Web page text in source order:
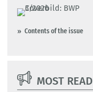
Contents of the issue
MOST READ